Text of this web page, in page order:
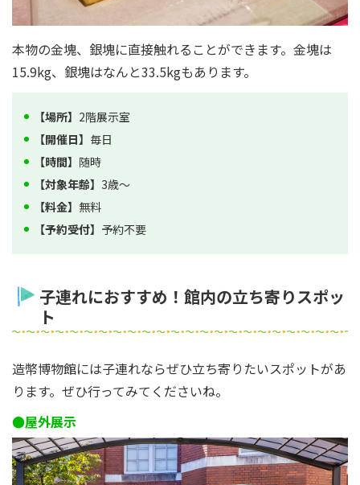
本物の金塊、銀塊に直接触れることができます。金塊は
15.9kg、銀塊はなんと33.5kgもあります。
【場所】 2階展示室
【開催日】 毎日
【時間】 随時
【対象年齢】 3歳〜
【料金】 無料
【予約受付】 予約不要
子連れにおすすめ！館内の立ち寄りスポッ
ト
造幣博物館には子連れならぜひ立ち寄りたいスポットがあ
ります。ぜひ行ってみてくださいね。
●屋外展示